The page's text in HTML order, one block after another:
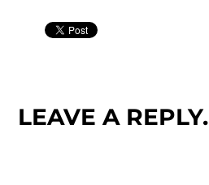
LEAVE A REPLY.